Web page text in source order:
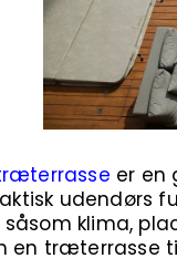
er en
udendørs
klima,
en træterrasse